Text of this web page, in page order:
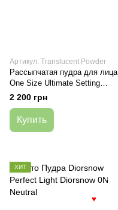
Артикул: Translucent Powder
Рассыпчатая пудра для лица
One Size Ultimate Setting
Powder Translucent
2 200 грн
Купить
ХИТ
♥